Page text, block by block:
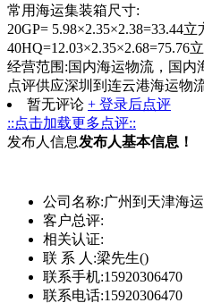
常用海运集装箱尺寸:
20GP= 5.98×2.35×2.38=33.44
40HQ=12.03×2.35×2.68=75.76
经营范围:国内海运物流，国内
点评供应深圳到连云港海运物
暂无评论 + 登录后点评
::点击加载更多点评::
发布人信息发布人基本信息！
公司名称:广州到天津海
客户总评:
相关认证:
联 系 人:梁先生()
联系手机:15920306470
联系电话:15920306470